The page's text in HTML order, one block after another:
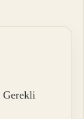
Gerekli